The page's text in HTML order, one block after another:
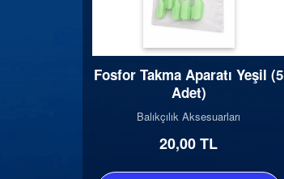
Fosfor Takma Aparatı Yeşil (5
Adet)
Balıkçılık Aksesuarları
20,00 TL